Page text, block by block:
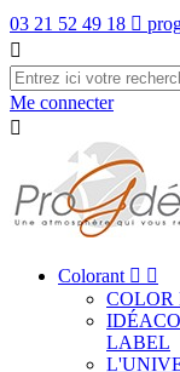
03 21 52 49 18 

Me connecter

Colorant  
COLOR
LABEL